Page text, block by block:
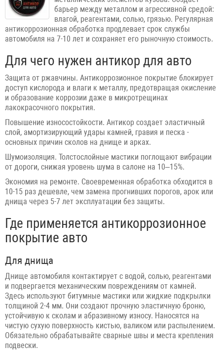
барьер между металлом и агрессивной средой:
влагой, реагентами, солью, грязью. Регулярная
антикоррозионная обработка продлевает срок службы
автомобиля на 7-10 лет и сохраняет его рыночную стоимость.
Для чего нужен антикор для авто
Защита от ржавчины. Антикоррозионное покрытие блокирует
доступ кислорода и влаги к металлу, предотвращая окисление
и образование коррозии даже в микротрещинах
лакокрасочного покрытия.
Повышение износостойкости. Антикор создает эластичный
слой, амортизирующий удары камней, гравия и песка -
основных причин сколов на днище и арках.
Шумоизоляция. Толстослойные мастики поглощают вибрации
от дороги, снижая уровень шума в салоне на 10–15%.
Экономия на ремонте. Своевременная обработка обходится в
10-15 раз дешевле, чем замена прогнивших порогов, арок или
днища через 5-7 лет эксплуатации без защиты.
Где применяется антикоррозионное
покрытие авто
Для днища
Днище автомобиля контактирует с водой, солью, реагентами
и подвергается механическим повреждениям от камней.
Здесь используют битумные мастики или жидкие подкрылки
толщиной 2-4 мм. Они создают прочную эластичную броню,
устойчивую к сколам и абразивному износу. Наносятся на
чистую сухую поверхность кистью, валиком или распылением.
Обязательно обрабатывайте сварные швы и места крепления
подвески.